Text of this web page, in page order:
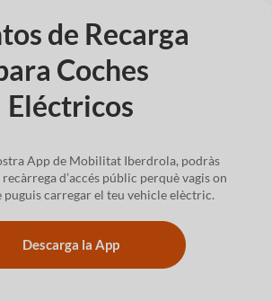
de Recarga
Coches
Eléctricos
App de Mobilitat Iberdrola, podràs
d’accés públic perquè vagis on
puguis carregar el teu vehicle elèctric.
Descarga la App